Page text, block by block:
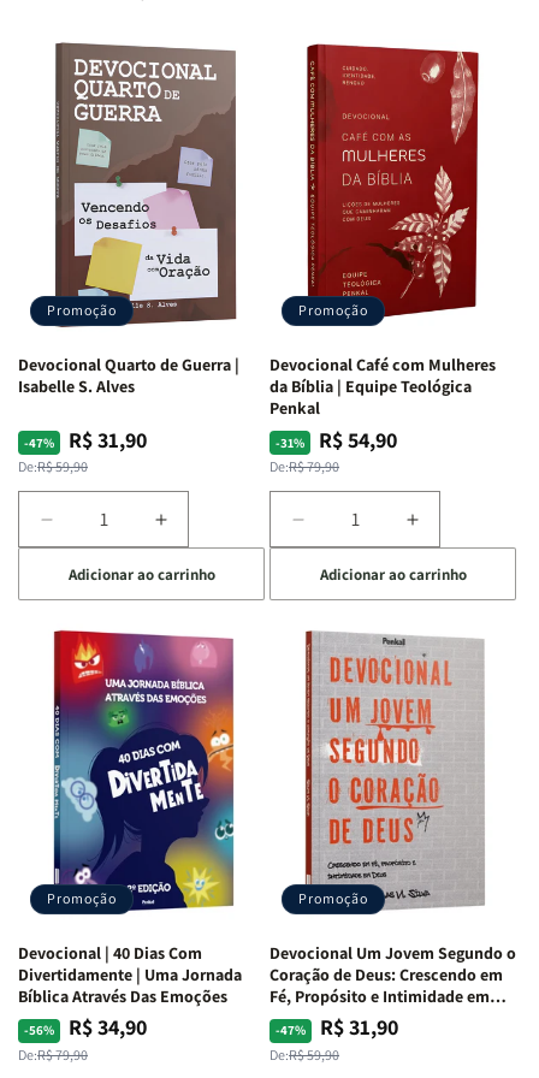
Promoção
Devocional Quarto de Guerra |
Isabelle S. Alves
-47%
Preço
normal
De:R$ 59,90
Preço
promocional
R$ 31,90
Diminuir
a
quantidade
de
Devocional
Quarto
de
Guerra
Isabelle
S.
Alves
Aumentar
a
quantidade
de
Devocional
Quarto
de
Guerra
|
Isabelle
S.
Alves
Adicionar ao carrinho
Promoção
Devocional Café com Mulheres
da Bíblia | Equipe Teológica
Penkal
-31%
Preço
normal
De:R$ 79,90
Preço
promocional
R$ 54,90
Diminuir
a
quantidade
de
Devocional
Café
com
Mulheres
da
Bíblia
Equipe
Teológica
Penkal
Aumentar
a
quantidade
de
Devocional
Café
com
Mulheres
da
Bíblia
|
Equipe
Teológica
Penkal
Adicionar ao carrinho
Promoção
Devocional | 40 Dias Com
Divertidamente | Uma Jornada
Bíblica Através Das Emoções
-56%
Preço
normal
De:R$ 79,90
Preço
promocional
R$ 34,90
Promoção
Devocional Um Jovem Segundo o
Coração de Deus: Crescendo em
Fé, Propósito e Intimidade em
Deus
-47%
Preço
normal
De:R$ 59,90
Preço
promocional
R$ 31,90